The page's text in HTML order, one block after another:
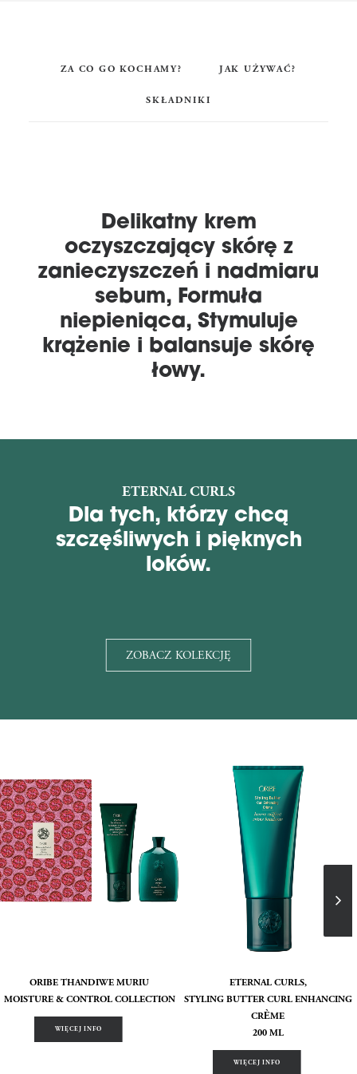
ZA CO GO KOCHAMY? JAK UŻYWAĆ?
SKŁADNIKI
Delikatny krem
oczyszczający skórę z
zanieczyszczeń i nadmiaru
sebum, Formuła
niepieniąca, Stymuluje
krążenie i balansuje skórę
łowy.
ETERNAL CURLS
Dla tych, którzy chcą
szczęśliwych i pięknych
loków.
ZOBACZ KOLEKCJĘ
ORIBE THANDIWE MURIU
MOISTURE & CONTROL COLLECTION
WIĘCEJ INFO
ETERNAL CURLS,
STYLING BUTTER CURL ENHANCING
CRÈME
200 ML
WIĘCEJ INFO